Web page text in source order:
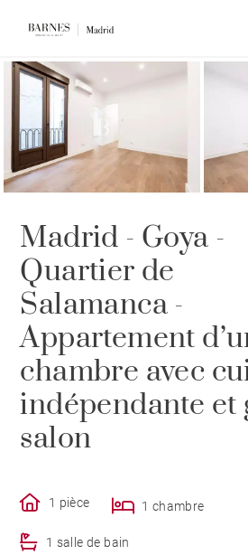
EXCLUSIVITÉ
Madrid - Goya -
Quartier de
Salamanca -
Appartement
chambre avec
indépendante et
salon
1 pièce 1 chambre
1 salle de bain